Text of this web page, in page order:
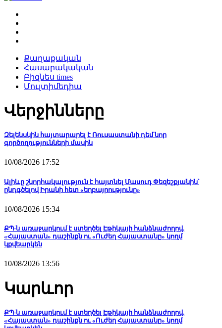
Քաղաքական
Հասարակական
Բիզնես times
Մուլտիմեդիա
Վերջինները
Զելենսկին հայտարարել է Ռուսաստանի դեմ նոր
գործողությունների մասին
10/08/2026 17:52
Ալիևը շնորհակալություն է հայտնել Մասուդ Փեզեշքյանին՝
ընդգծելով Իրանի հետ «եղբայրությունը»
10/08/2026 15:34
ՔՊ-ն առաջարկում է ստեղծել Էթիկայի հանձնաժողով.
«Հայաստան» դաշինքն ու «Ուժեղ Հայաստանը» կողմ
կքվեարկեն
10/08/2026 13:56
Կարևոր
ՔՊ-ն առաջարկում է ստեղծել Էթիկայի հանձնաժողով.
«Հայաստան» դաշինքն ու «Ուժեղ Հայաստանը» կողմ